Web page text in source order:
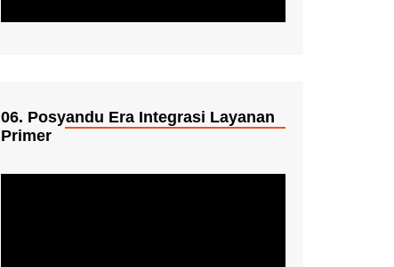
06. Posyandu Era Integrasi Layanan
Primer